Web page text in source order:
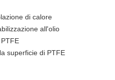
di calore
all'olio
superficie di PTFE